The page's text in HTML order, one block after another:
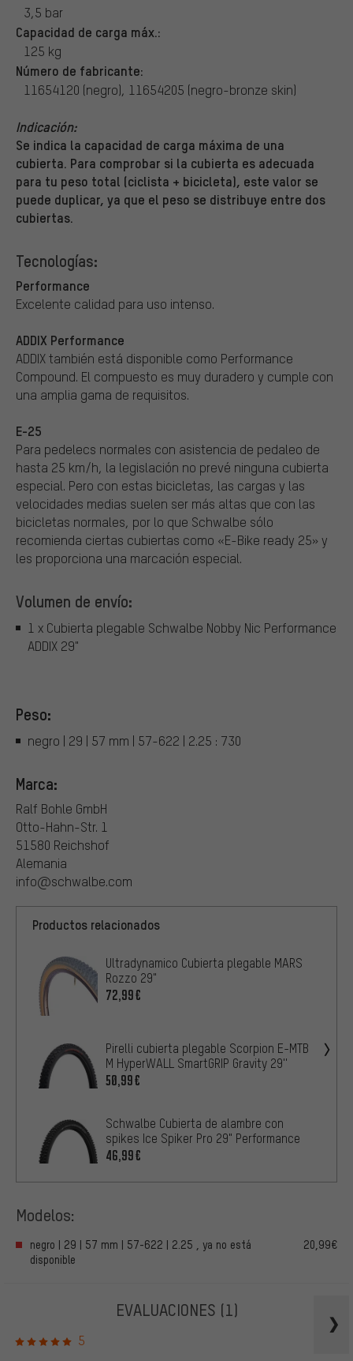
3,5 bar
Capacidad de carga máx.:
125 kg
Número de fabricante:
11654120 (negro), 11654205 (negro-bronze skin)
Indicación:
Se indica la capacidad de carga máxima de una
cubierta. Para comprobar si la cubierta es adecuada
para tu peso total (ciclista + bicicleta), este valor se
puede duplicar, ya que el peso se distribuye entre dos
cubiertas.
Tecnologías:
Performance
Excelente calidad para uso intenso.
ADDIX Performance
ADDIX también está disponible como Performance
Compound. El compuesto es muy duradero y cumple con
una amplia gama de requisitos.
E-25
Para pedelecs normales con asistencia de pedaleo de
hasta 25 km/h, la legislación no prevé ninguna cubierta
especial. Pero con estas bicicletas, las cargas y las
velocidades medias suelen ser más altas que con las
bicicletas normales, por lo que Schwalbe sólo
recomienda ciertas cubiertas como «E-Bike ready 25» y
les proporciona una marcación especial.
Volumen de envío:
1 x Cubierta plegable Schwalbe Nobby Nic Performance
ADDIX 29"
Peso:
negro | 29 | 57 mm | 57-622 | 2.25 : 730
Marca:
Ralf Bohle GmbH
Otto-Hahn-Str. 1
51580 Reichshof
Alemania
info@schwalbe.com
Productos relacionados
Ultradynamico Cubierta plegable MARS
Rozzo 29"
72,99€
Pirelli cubierta plegable Scorpion E-MTB
M HyperWALL SmartGRIP Gravity 29''
50,99€
Schwalbe Cubierta de alambre con
spikes Ice Spiker Pro 29" Performance
46,99€
Modelos:
negro | 29 | 57 mm | 57-622 | 2.25 , ya no está
disponible
20,99€
EVALUACIONES (1)
5